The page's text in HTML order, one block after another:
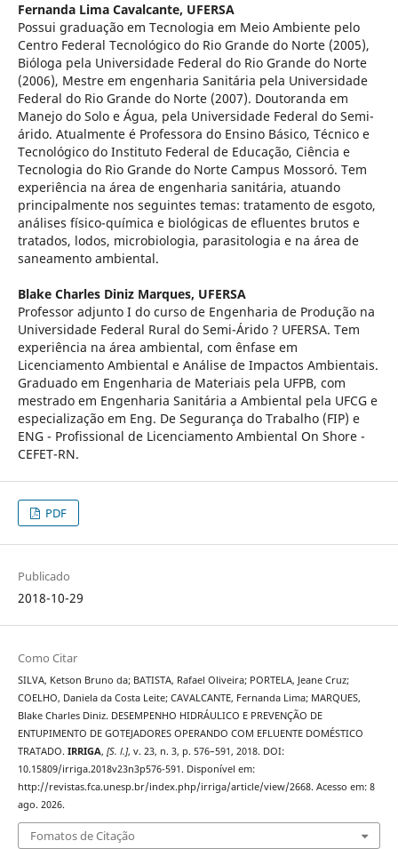
Fernanda Lima Cavalcante, UFERSA
Possui graduação em Tecnologia em Meio Ambiente pelo
Centro Federal Tecnológico do Rio Grande do Norte (2005),
Bióloga pela Universidade Federal do Rio Grande do Norte
(2006), Mestre em engenharia Sanitária pela Universidade
Federal do Rio Grande do Norte (2007). Doutoranda em
Manejo do Solo e Água, pela Universidade Federal do Semi-
árido. Atualmente é Professora do Ensino Básico, Técnico e
Tecnológico do Instituto Federal de Educação, Ciência e
Tecnologia do Rio Grande do Norte Campus Mossoró. Tem
experiência na área de engenharia sanitária, atuando
principalmente nos seguintes temas: tratamento de esgoto,
análises físico-química e biológicas de efluentes brutos e
tratados, lodos, microbiologia, parasitologia e na área de
saneamento ambiental.
Blake Charles Diniz Marques, UFERSA
Professor adjunto I do curso de Engenharia de Produção na
Universidade Federal Rural do Semi-Árido ? UFERSA. Tem
experiência na área ambiental, com ênfase em
Licenciamento Ambiental e Análise de Impactos Ambientais.
Graduado em Engenharia de Materiais pela UFPB, com
mestrado em Engenharia Sanitária a Ambiental pela UFCG e
especialização em Eng. De Segurança do Trabalho (FIP) e
ENG - Profissional de Licenciamento Ambiental On Shore -
CEFET-RN.
PDF
Publicado
2018-10-29
Como Citar
SILVA, Ketson Bruno da; BATISTA, Rafael Oliveira; PORTELA, Jeane Cruz;
COELHO, Daniela da Costa Leite; CAVALCANTE, Fernanda Lima; MARQUES,
Blake Charles Diniz. DESEMPENHO HIDRÁULICO E PREVENÇÃO DE
ENTUPIMENTO DE GOTEJADORES OPERANDO COM EFLUENTE DOMÉSTICO
TRATADO. IRRIGA, [S. l.], v. 23, n. 3, p. 576–591, 2018. DOI:
10.15809/irriga.2018v23n3p576-591. Disponível em:
http://revistas.fca.unesp.br/index.php/irriga/article/view/2668. Acesso em: 8
ago. 2026.
Fomatos de Citação